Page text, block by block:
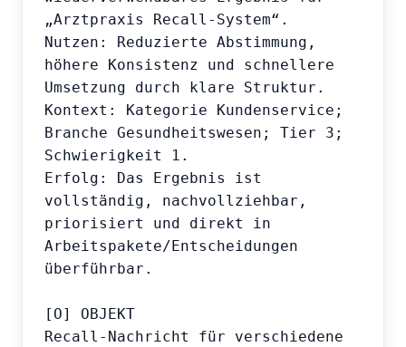
„Arztpraxis Recall-System“.
Nutzen: Reduzierte Abstimmung,
höhere Konsistenz und schnellere
Umsetzung durch klare Struktur.
Kontext: Kategorie Kundenservice;
Branche Gesundheitswesen; Tier 3;
Schwierigkeit 1.
Erfolg: Das Ergebnis ist
vollständig, nachvollziehbar,
priorisiert und direkt in
Arbeitspakete/Entscheidungen
überführbar.
[O] OBJEKT
Recall-Nachricht für verschiedene